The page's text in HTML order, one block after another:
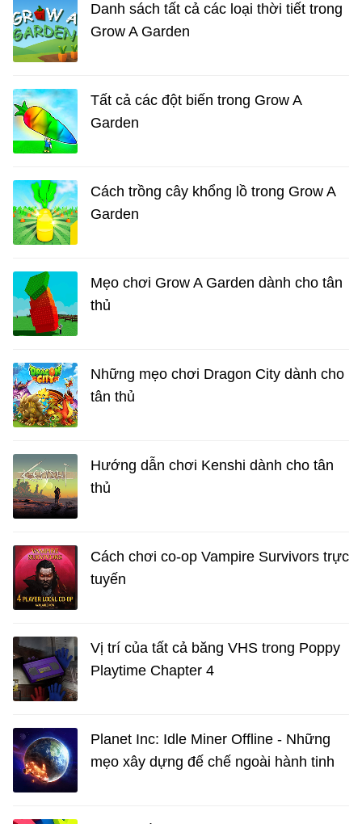
Danh sách tất cả các loại thời tiết trong
Grow A Garden
Tất cả các đột biến trong Grow A
Garden
Cách trồng cây khổng lồ trong Grow A
Garden
Mẹo chơi Grow A Garden dành cho tân
thủ
Những mẹo chơi Dragon City dành cho
tân thủ
Hướng dẫn chơi Kenshi dành cho tân
thủ
Cách chơi co-op Vampire Survivors trực
tuyến
Vị trí của tất cả băng VHS trong Poppy
Playtime Chapter 4
Planet Inc: Idle Miner Offline - Những
mẹo xây dựng đế chế ngoài hành tinh